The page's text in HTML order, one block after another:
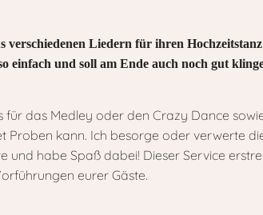
verschiedenen Liedern für ihren
einfach und soll am Ende auch noch gut
das Medley oder den Crazy Dance
kann. Ich besorge oder verwerte
habe Spaß dabei! Dieser Service
eurer Gäste.